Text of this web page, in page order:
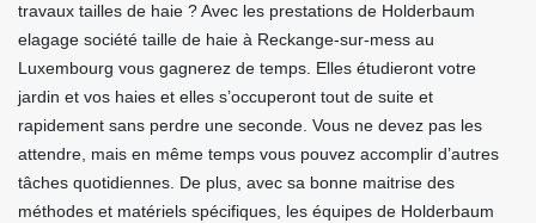
travaux tailles de haie ? Avec les prestations de Holderbaum
elagage société taille de haie à Reckange-sur-mess au
Luxembourg vous gagnerez de temps. Elles étudieront votre
jardin et vos haies et elles s’occuperont tout de suite et
rapidement sans perdre une seconde. Vous ne devez pas les
attendre, mais en même temps vous pouvez accomplir d’autres
tâches quotidiennes. De plus, avec sa bonne maitrise des
méthodes et matériels spécifiques, les équipes de Holderbaum